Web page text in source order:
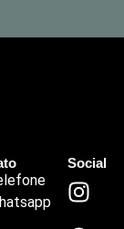
Social